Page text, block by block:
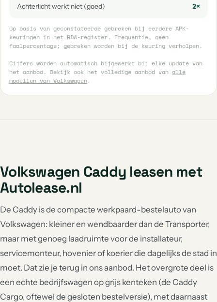
Achterlicht werkt niet (goed)
2×
Op basis van geconstateerde gebreken bij eerdere APK-
keuringen in het RDW-register. Frequentie, geen
faalpercentage; gebreken worden bij de keuring verholpen.
Cijfers worden automatisch bijgewerkt bij elke update van
het aanbod. Bekijk ook het volledige aanbod van alle
modellen van Volkswagen.
Volkswagen Caddy leasen met
Autolease.nl
De Caddy is de compacte werkpaard-bestelauto van
Volkswagen: kleiner en wendbaarder dan de Transporter,
maar met genoeg laadruimte voor de installateur,
servicemonteur, hovenier of koerier die dagelijks de stad in
moet. Dat zie je terug in ons aanbod. Het overgrote deel is
een echte bedrijfswagen op grijs kenteken (de Caddy
Cargo, oftewel de gesloten bestelversie), met daarnaast